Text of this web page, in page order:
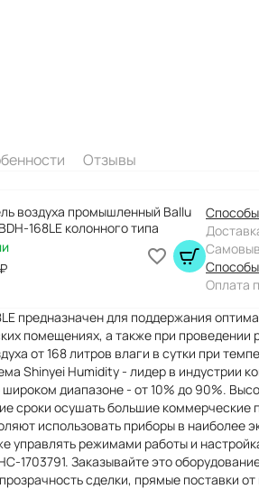
Отзывы
воздуха промышленный Ballu
168LE колонного типа
₽
Оплата
предназначен для поддержания
помещениях, а также при проведении
от 168 литров влаги в сутки при
Shinyei Humidity - лидер в индустрии
диапазоне - от 10% до 90%.
сроки осушать большие
использовать приборы в наиболее
управлять режимами работы и
1703791. Заказывайте это
сделки, прямые поставки